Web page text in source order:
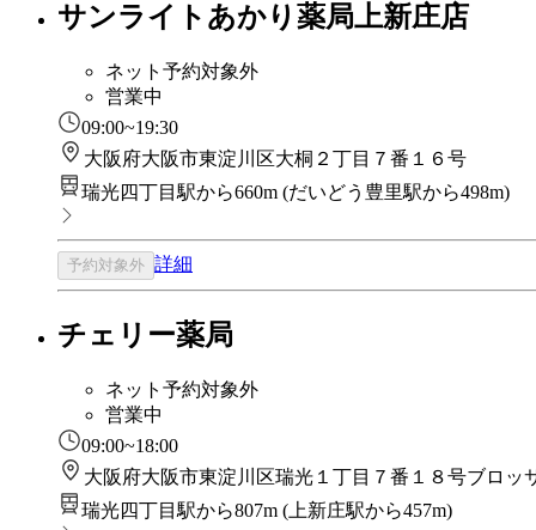
サンライトあかり薬局上新庄店
ネット予約対象外
営業中
09:00~19:30
大阪府大阪市東淀川区大桐２丁目７番１６号
瑞光四丁目駅から660m (だいどう豊里駅から498m)
予約対象外 詳細
チェリー薬局
ネット予約対象外
営業中
09:00~18:00
大阪府大阪市東淀川区瑞光１丁目７番１８号ブロッ
瑞光四丁目駅から807m ( 上新庄駅から457m)